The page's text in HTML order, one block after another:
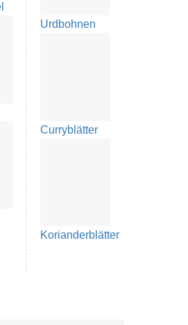
Urdbohnen
Curryblätter
Korianderblätter